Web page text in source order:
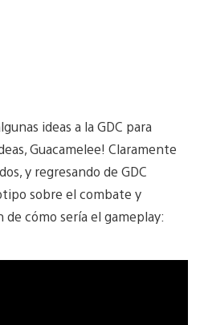
ideas a la GDC para
Guacamelee! Claramente
y regresando de GDC
sobre el combate y
cómo sería el gameplay: